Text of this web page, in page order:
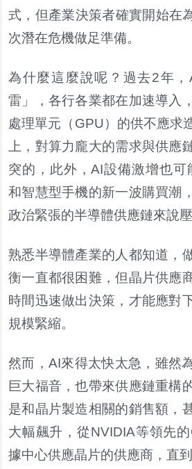
式，但產業決策者確實開始在
次潛在危機做足準備。
為什麼這麼說呢？過去2年
雷」，各行各業都在加速導入
處理單元（GPU）的供不應求
上，對算力龐大的需求與供應
突的，此外，AI設備激增也可
和智慧型手機的新一波購買潮
政治緊張的半導體供應鏈來說壓
熟悉半導體產業的人都知道，
衡一直都很困難，但晶片供應
時間迅速做出決策，才能應對
規模緊縮。
然而，AI來得太快太急，雖然
巨大福音，也帶來供應鏈重構
是和晶片製造相關的銷售額，
大幅飆升，從NVIDIA等領先
據中心供應晶片的供應商，直